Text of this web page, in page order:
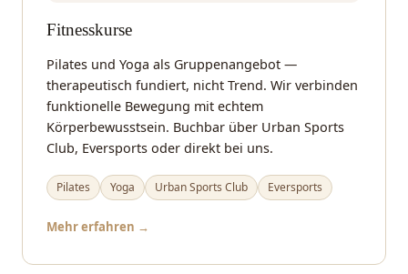
Fitnesskurse
Pilates und Yoga als Gruppenangebot —
therapeutisch fundiert, nicht Trend. Wir verbinden
funktionelle Bewegung mit echtem
Körperbewusstsein. Buchbar über Urban Sports
Club, Eversports oder direkt bei uns.
Pilates Yoga Urban Sports Club Eversports
Mehr erfahren →